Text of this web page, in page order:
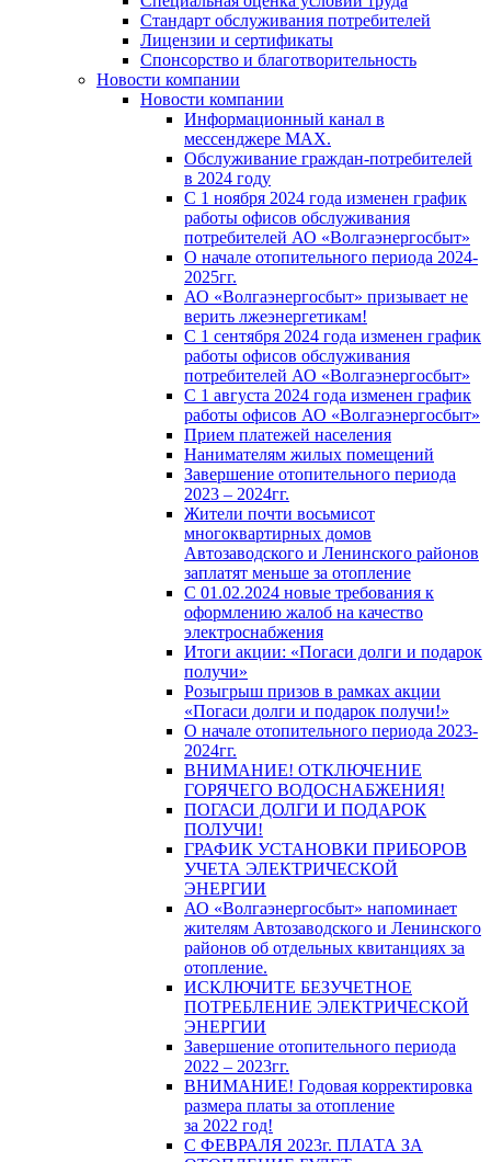
Стандарт обслуживания потребителей
Лицензии и сертификаты
Спонсорство и благотворительность
Новости компании
Новости компании
Информационный канал в
мессенджере MAX.
Обслуживание граждан-потребителей
в 2024 году
С 1 ноября 2024 года изменен график
работы офисов обслуживания
потребителей АО «Волгаэнергосбыт»
О начале отопительного периода 2024-
2025гг.
АО «Волгаэнергосбыт» призывает не
верить лжеэнергетикам!
С 1 сентября 2024 года изменен график
работы офисов обслуживания
потребителей АО «Волгаэнергосбыт»
С 1 августа 2024 года изменен график
работы офисов АО «Волгаэнергосбыт»
Прием платежей населения
Нанимателям жилых помещений
Завершение отопительного периода
2023 – 2024гг.
Жители почти восьмисот
многоквартирных домов
Автозаводского и Ленинского районов
заплатят меньше за отопление
С 01.02.2024 новые требования к
оформлению жалоб на качество
электроснабжения
Итоги акции: «Погаси долги и подарок
получи»
Розыгрыш призов в рамках акции
«Погаси долги и подарок получи!»
О начале отопительного периода 2023-
2024гг.
ВНИМАНИЕ! ОТКЛЮЧЕНИЕ
ГОРЯЧЕГО ВОДОСНАБЖЕНИЯ!
ПОГАСИ ДОЛГИ И ПОДАРОК
ПОЛУЧИ!
ГРАФИК УСТАНОВКИ ПРИБОРОВ
УЧЕТА ЭЛЕКТРИЧЕСКОЙ
ЭНЕРГИИ
АО «Волгаэнергосбыт» напоминает
жителям Автозаводского и Ленинского
районов об отдельных квитанциях за
отопление.
ИСКЛЮЧИТЕ БЕЗУЧЕТНОЕ
ПОТРЕБЛЕНИЕ ЭЛЕКТРИЧЕСКОЙ
ЭНЕРГИИ
Завершение отопительного периода
2022 – 2023гг.
ВНИМАНИЕ! Годовая корректировка
размера платы за отопление
за 2022 год!
С ФЕВРАЛЯ 2023г. ПЛАТА ЗА